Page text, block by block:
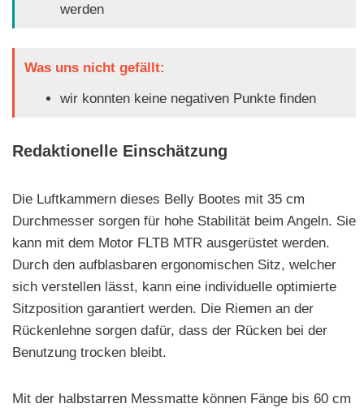
werden
Was uns nicht gefällt:
wir konnten keine negativen Punkte finden
Redaktionelle Einschätzung
Die Luftkammern dieses Belly Bootes mit 35 cm
Durchmesser sorgen für hohe Stabilität beim Angeln. Sie
kann mit dem Motor FLTB MTR ausgerüstet werden.
Durch den aufblasbaren ergonomischen Sitz, welcher
sich verstellen lässt, kann eine individuelle optimierte
Sitzposition garantiert werden. Die Riemen an der
Rückenlehne sorgen dafür, dass der Rücken bei der
Benutzung trocken bleibt.
Mit der halbstarren Messmatte können Fänge bis 60 cm